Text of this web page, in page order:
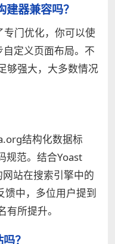
器兼容吗？
门优化，你可以使
定义页面布局。不
够强大，大多数情况
结构化数据标
规范。结合Yoast
站在搜索引擎中的
馈中，多位用户提到
所提升。
？